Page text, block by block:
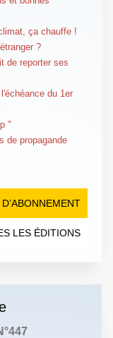
ça chauffe !
?
de reporter ses
du 1er
"
de propagande
LES ÉDITIONS